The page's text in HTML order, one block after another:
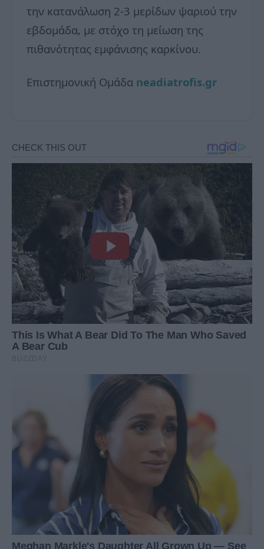
την κατανάλωση 2-3 μερίδων ψαριού την
εβδομάδα, με στόχο τη μείωση της
πιθανότητας εμφάνισης καρκίνου.
Επιστημονική Ομάδα neadiatrofis.gr